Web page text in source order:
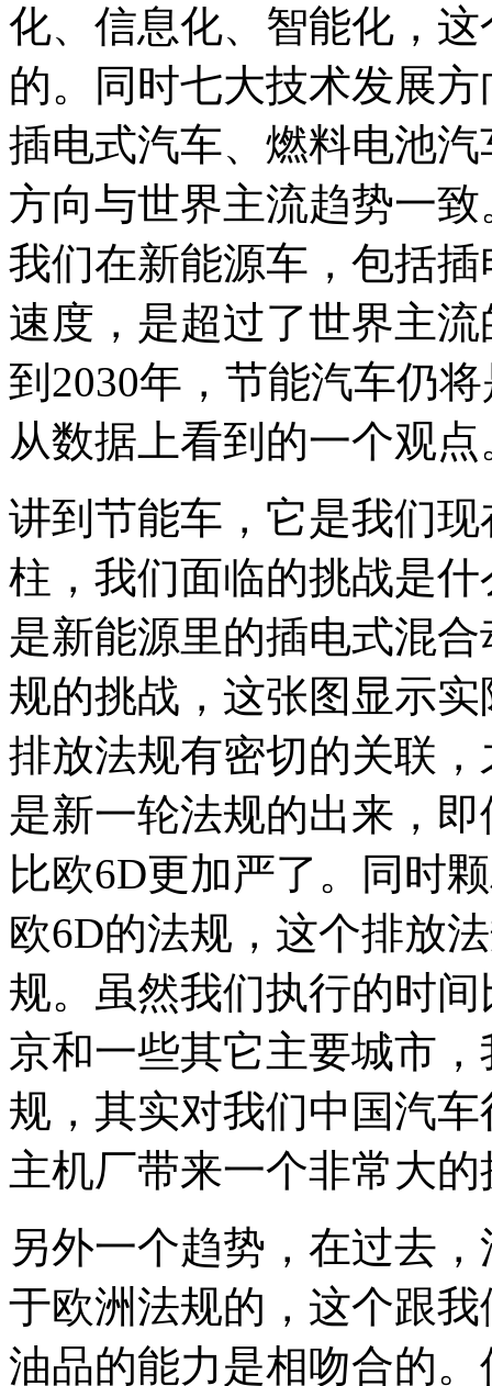
化、信息化、智能化，
的。同时七大技术发展
插电式汽车、燃料电池
方向与世界主流趋势一
我们在新能源车，包括
速度，是超过了世界主
到2030年，节能汽车仍
从数据上看到的一个观点
讲到节能车，它是我们
柱，我们面临的挑战是
是新能源里的插电式混
规的挑战，这张图显示
排放法规有密切的关联
是新一轮法规的出来，
比欧6D更加严了。同时
欧6D的法规，这个排放
规。虽然我们执行的时
京和一些其它主要城市
规，其实对我们中国汽
主机厂带来一个非常大
另外一个趋势，在过去
于欧洲法规的，这个跟
油品的能力是相吻合的